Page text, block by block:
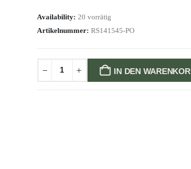
Availability: 20 vorrätig
Artikelnummer: RS141545-PO
IN DEN